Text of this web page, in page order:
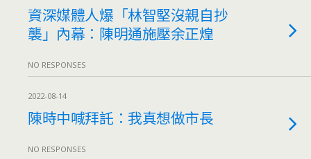
資深媒體人爆「林智堅沒親自抄
襲」內幕：陳明通施壓余正煌
NO RESPONSES
2022-08-14
陳時中喊拜託：我真想做市長
NO RESPONSES